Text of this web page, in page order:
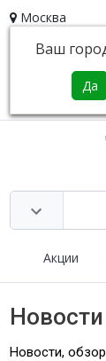
Москва
Ваш
Акции
Новости
Новости,